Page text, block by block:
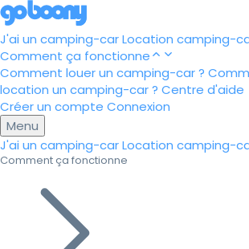
J'ai un camping-carLocation camping-
Comment ça fonctionne
Comment louer un camping-car ?
location un camping-car ? Centre d'aide
Créer un compte Connexion
Menu
J'ai un camping-carLocation camping-
Comment ça fonctionne